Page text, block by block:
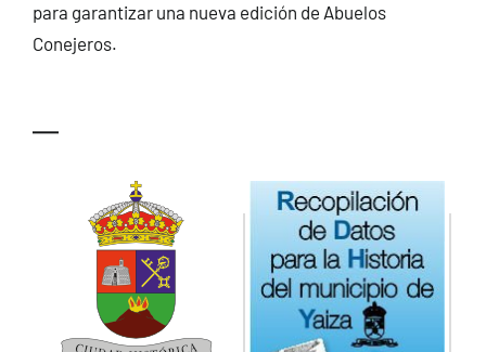
para garantizar una nueva edición de Abuelos
Conejeros.
—